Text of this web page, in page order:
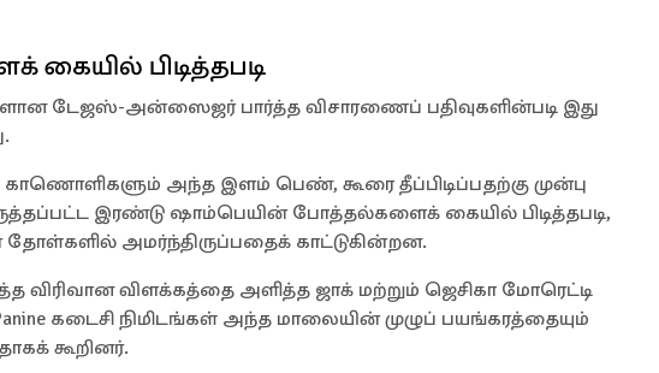
பிடித்தபடி
டேஜஸ்-அன்ஸைஜர் பார்த்த விசாரணைப் பதிவுகளின்படி இது
காணொளிகளும் அந்த இளம் பெண், கூரை தீப்பிடிப்பதற்கு முன்பு
இரண்டு ஷாம்பெயின் போத்தல்களைக் கையில் பிடித்தபடி,
தோள்களில் அமர்ந்திருப்பதைக் காட்டுகின்றன.
விரிவான விளக்கத்தை அளித்த ஜாக் மற்றும் ஜெசிகா மோரெட்டி
கடைசி நிமிடங்கள் அந்த மாலையின் முழுப் பயங்கரத்தையும்
கூறினர்.